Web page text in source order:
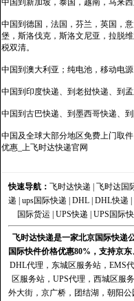
中国到新加坡，泰国，越南，马来
中国到德国，法国，芬兰，英国，
堡，斯洛伐克，斯洛文尼亚，拉脱
税双清。
中国到澳大利亚；纯电池，移动电
中国到印度快递、到老挝快递、到
中国到古巴快递、到墨西哥快递、
中国及全球大部分地区免费上门取
优惠_上飞时达快递官网
快速导航： 飞时达快递 飞时达国
递
ups国际快递 DHL DHL快递
国际货运| UPS快递 UPS国际
飞时达快递是一家北京国际快递
国际快件价格优惠80%，支持京
DHL代理 ， 东城区服务站 ， EMS
区服务站， UPS代理 ， 西城区服
外大街，京广桥，团结湖，朝阳